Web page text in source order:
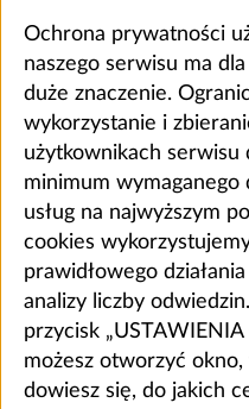
Ochrona prywatności
naszego serwisu ma
duże znaczenie.
wykorzystanie i
użytkownikach serwisu
minimum wymaganego
usług na najwyższym
cookies
prawidłowego
analizy liczby
przycisk „USTAWIENIA
możesz otworzyć
dowiesz się, do jakich